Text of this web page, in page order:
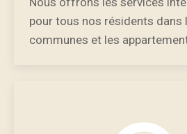
pour tous nos résidents dans
communes et les